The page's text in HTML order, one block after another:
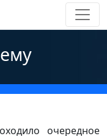
безопасность
очередное